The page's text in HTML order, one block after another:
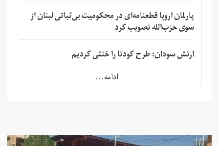
پارلمان اروپا قطعنامه‌ای در محکومیت بی‌ثباتی لبنان از
سوی حزب‌الله تصویب کرد
ارتش سودان: طرح کودتا را خنثی کردیم
ادامه...